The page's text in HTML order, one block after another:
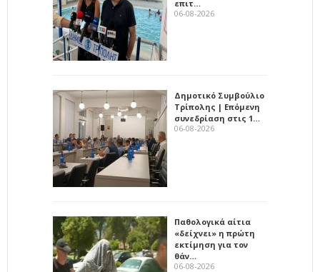
επιτ…
06-08-2026
Δημοτικό Συμβούλιο
Τρίπολης | Επόμενη
συνεδρίαση στις 1…
06-08-2026
Παθολογικά αίτια
«δείχνει» η πρώτη
εκτίμηση για τον
θάν…
06-08-2026